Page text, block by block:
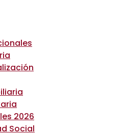
2026
Social